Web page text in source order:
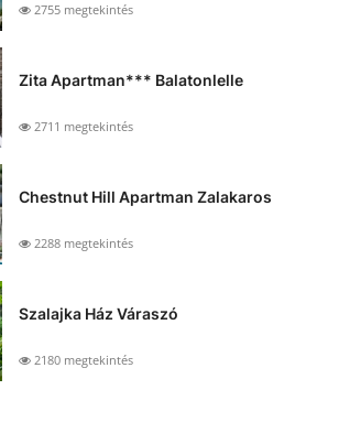
2755 megtekintés
Zita Apartman*** Balatonlelle
2711 megtekintés
Chestnut Hill Apartman Zalakaros
2288 megtekintés
Szalajka Ház Váraszó
2180 megtekintés